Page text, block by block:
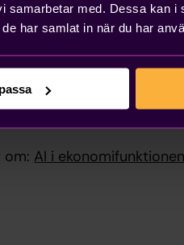
med. Dessa kan i
har samlat in när du har
förändras. Från att
Från administration till
mot.
om: AI i ekonomifunktionen